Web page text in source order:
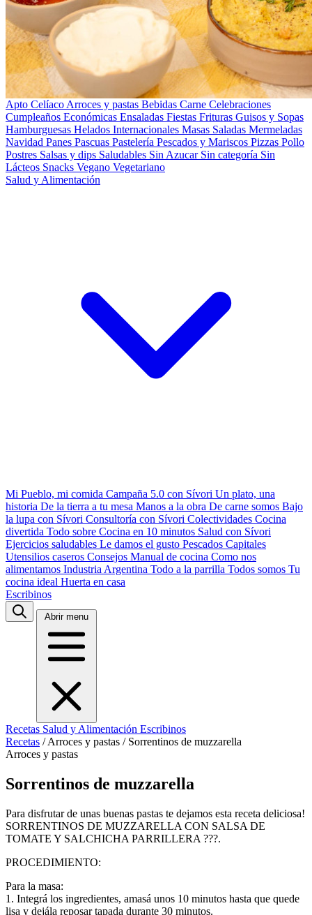
Apto Celíaco Arroces y pastas Bebidas Carne Celebraciones
Cumpleaños Económicas Ensaladas Fiestas Frituras Guisos y Sopas
Hamburguesas Helados Internacionales Masas Saladas Mermeladas
Navidad Panes Pascuas Pastelería Pescados y Mariscos Pizzas Pollo
Postres Salsas y dips Saludables Sin Azucar Sin categoría Sin
Lácteos Snacks Vegano Vegetariano
Salud y Alimentación
Mi Pueblo, mi comida Campaña 5.0 con Sívori Un plato, una
historia De la tierra a tu mesa Manos a la obra De carne somos Bajo
la lupa con Sívori Consultoría con Sívori Colectividades Cocina
divertida Todo sobre Cocina en 10 minutos Salud con Sívori
Ejercicios saludables Le damos el gusto Pescados Capitales
Utensilios caseros Consejos Manual de cocina Como nos
alimentamos Industria Argentina Todo a la parrilla Todos somos Tu
cocina ideal Huerta en casa
Escribinos
Abrir menu
Recetas Salud y Alimentación Escribinos
Recetas / Arroces y pastas / Sorrentinos de muzzarella
Arroces y pastas
Sorrentinos de muzzarella
Para disfrutar de unas buenas pastas te dejamos esta receta deliciosa!
SORRENTINOS DE MUZZARELLA CON SALSA DE
TOMATE Y SALCHICHA PARRILLERA ???.
PROCEDIMIENTO:
Para la masa:
1. Integrá los ingredientes, amasá unos 10 minutos hasta que quede
lisa y dejála reposar tapada durante 30 minutos.